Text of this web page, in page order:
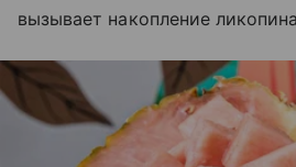
вызывает накопление